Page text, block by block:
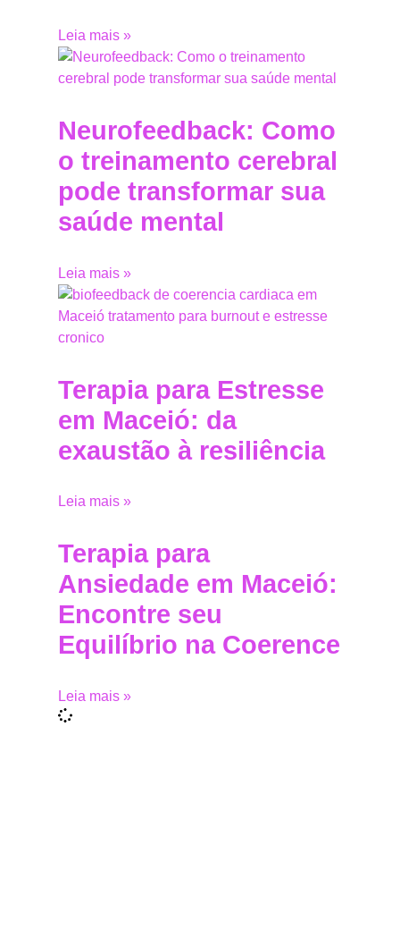
Leia mais »
Neurofeedback: Como
o treinamento cerebral
pode transformar sua
saúde mental
Leia mais »
Terapia para Estresse
em Maceió: da
exaustão à resiliência
Leia mais »
Terapia para
Ansiedade em Maceió:
Encontre seu
Equilíbrio na Coerence
Leia mais »